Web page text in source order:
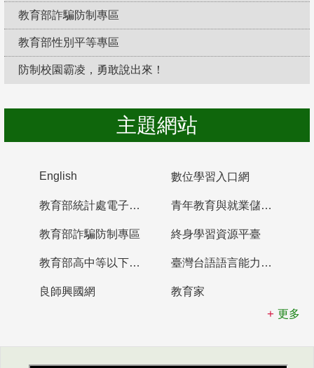
教育部詐騙防制專區
教育部性別平等專區
防制校園霸凌，勇敢說出來！
主題網站
English 數位學習入口網
教育部統計處電子書櫃 青年教育與就業儲蓄帳戶
教育部詐騙防制專區 終身學習資源平臺
教育部高中等以下學校及幼兒園教師資格檢定考試 臺灣台語語言能力認證網站
良師興國網
教育家
更多